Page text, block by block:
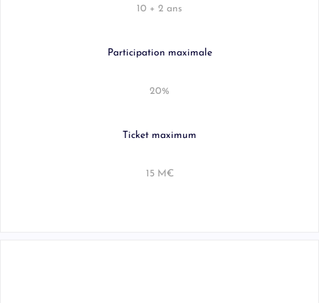
10 + 2 ans
Participation maximale
20%
Ticket maximum
15 M€